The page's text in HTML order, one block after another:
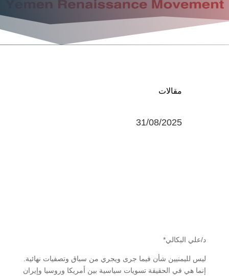
مقالات
31/08/2025
د/علي البكالي*
ليس لليمنيين شأن فيما جرى ويجري من سباق وتصفيات نهائية.
إنما هي في الحقيقة تسويات سياسية بين أمريكا وروسيا وإيران